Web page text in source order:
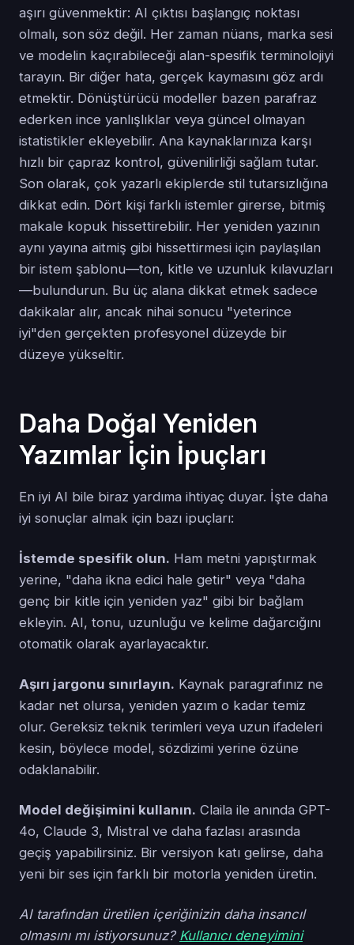
aşırı güvenmektir: AI çıktısı başlangıç noktası
olmalı, son söz değil. Her zaman nüans, marka sesi
ve modelin kaçırabileceği alan-spesifik terminolojiyi
tarayın. Bir diğer hata, gerçek kaymasını göz ardı
etmektir. Dönüştürücü modeller bazen parafraz
ederken ince yanlışlıklar veya güncel olmayan
istatistikler ekleyebilir. Ana kaynaklarınıza karşı
hızlı bir çapraz kontrol, güvenilirliği sağlam tutar.
Son olarak, çok yazarlı ekiplerde stil tutarsızlığına
dikkat edin. Dört kişi farklı istemler girerse, bitmiş
makale kopuk hissettirebilir. Her yeniden yazının
aynı yayına aitmiş gibi hissettirmesi için paylaşılan
bir istem şablonu—ton, kitle ve uzunluk kılavuzları
—bulundurun. Bu üç alana dikkat etmek sadece
dakikalar alır, ancak nihai sonucu "yeterince
iyi"den gerçekten profesyonel düzeyde bir
düzeye yükseltir.
Daha Doğal Yeniden
Yazımlar İçin İpuçları
En iyi AI bile biraz yardıma ihtiyaç duyar. İşte daha
iyi sonuçlar almak için bazı ipuçları:
İstemde spesifik olun. Ham metni yapıştırmak
yerine, "daha ikna edici hale getir" veya "daha
genç bir kitle için yeniden yaz" gibi bir bağlam
ekleyin. AI, tonu, uzunluğu ve kelime dağarcığını
otomatik olarak ayarlayacaktır.
Aşırı jargonu sınırlayın. Kaynak paragrafınız ne
kadar net olursa, yeniden yazım o kadar temiz
olur. Gereksiz teknik terimleri veya uzun ifadeleri
kesin, böylece model, sözdizimi yerine özüne
odaklanabilir.
Model değişimini kullanın. Claila ile anında GPT-
4o, Claude 3, Mistral ve daha fazlası arasında
geçiş yapabilirsiniz. Bir versiyon katı gelirse, daha
yeni bir ses için farklı bir motorla yeniden üretin.
AI tarafından üretilen içeriğinizin daha insancıl
olmasını mı istiyorsunuz? Kullanıcı deneyimini